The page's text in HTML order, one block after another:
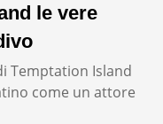
le vere
Temptation Island
come un attore